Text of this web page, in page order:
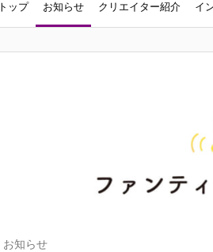
トップ お知らせ クリエイター紹介 イ
お知らせ